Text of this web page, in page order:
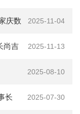
2025-11-04
庆数
2025-11-13
尚吉
2025-08-10
2025-07-30
长